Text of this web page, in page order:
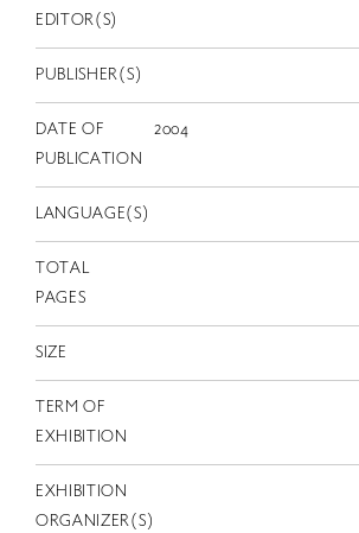
EDITOR(S)
PUBLISHER(S)
DATE OF
PUBLICATION
2004
LANGUAGE(S)
TOTAL
PAGES
SIZE
TERM OF
EXHIBITION
EXHIBITION
ORGANIZER(S)